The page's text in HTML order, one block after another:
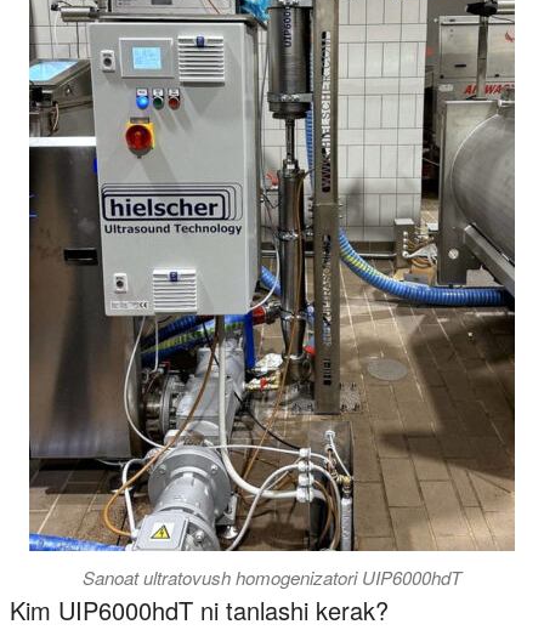
Sanoat ultratovush homogenizatori UIP6000hdT
Kim UIP6000hdT ni tanlashi kerak?